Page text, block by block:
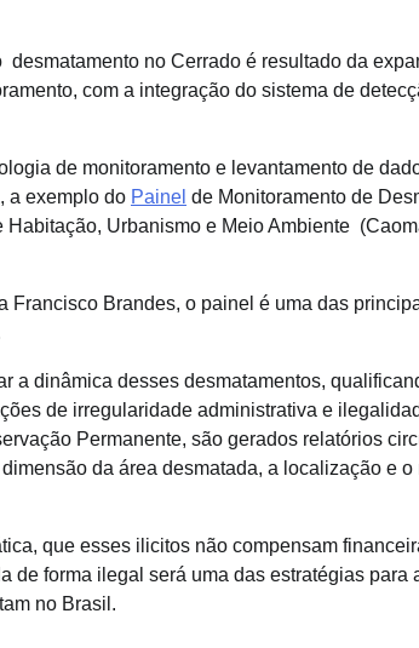
no Cerrado é resultado da
com a integração do sistema de
de monitoramento e levantamento de
a exemplo do Painel de Monitoramento de
Urbanismo e Meio Ambiente
Francisco Brandes, o painel é uma das
a dinâmica desses desmatamentos,
de irregularidade administrativa e
Permanente, são gerados relatórios
da área desmatada, a localização e
que esses ilicitos não compensam
de forma ilegal será uma das estratégias para
no Brasil.